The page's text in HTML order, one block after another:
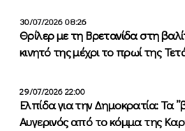
30/07/2026 08:26
Θρίλερ με τη Βρετανίδα στη
κινητό της μέχρι το πρωί της
29/07/2026 22:00
Ελπίδα για την Δημοκρατία: Τα
Αυγερινός από το κόμμα της